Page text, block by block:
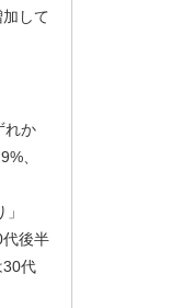
加して
れか
、
後半
30代